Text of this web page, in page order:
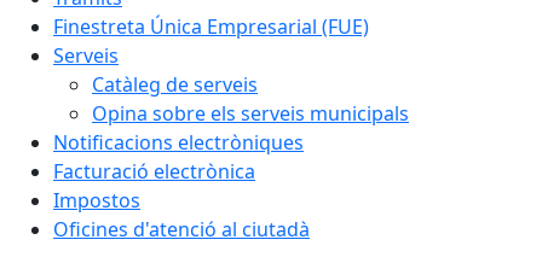
Finestreta Única Empresarial (FUE)
Serveis
Catàleg de serveis
Opina sobre els serveis municipals
Notificacions electròniques
Facturació electrònica
Impostos
Oficines d'atenció al ciutadà